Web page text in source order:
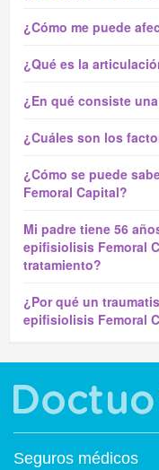
¿Cómo me puede
¿Qué es la
¿En qué consiste
¿Cuáles son los
¿Cómo se puede
Femoral Capital?
Mi padre tiene 56
epifisiolisis Femoral
tratamiento?
¿Por qué un
epifisiolisis Femoral
Seguros médicos